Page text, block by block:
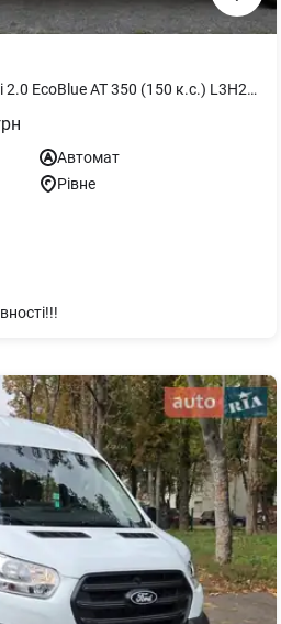
2.0 EcoBlue AT 350 (150 к.с.) L3H2 •
Автомат
Рівне